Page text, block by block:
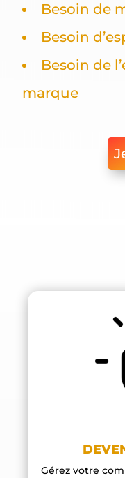
Besoin de
Besoin
Besoin de
marque
Gérez votre